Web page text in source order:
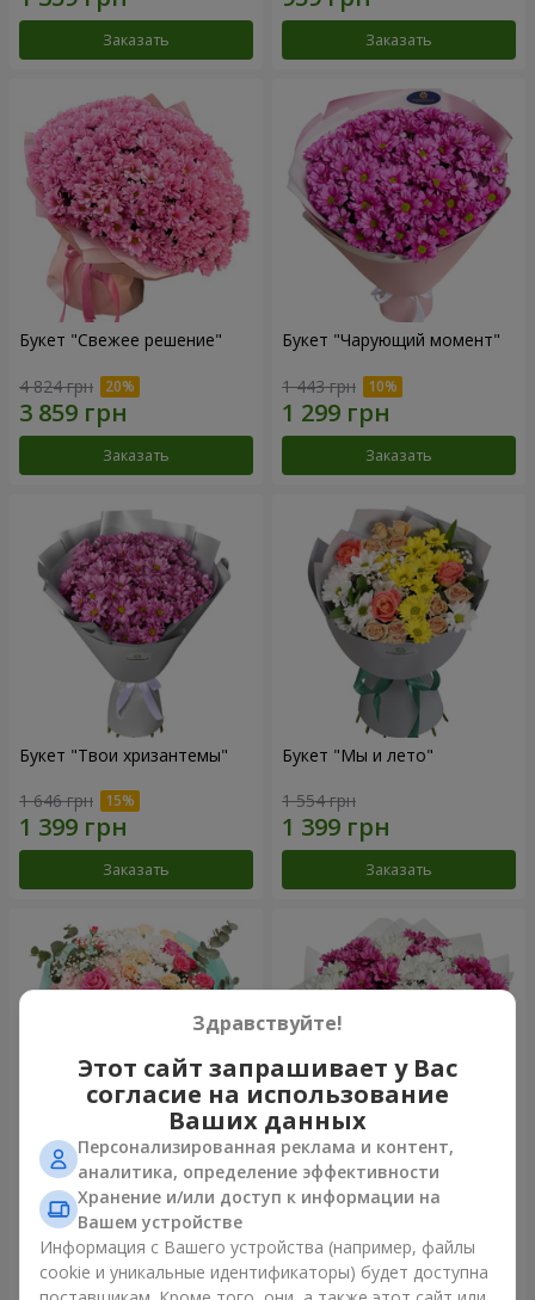
Заказать Заказать
Букет "Свежее решение"
4 824 грн
Заказать
Букет "Чарующий момент"
1 443 грн
Заказать
Букет "Твои хризантемы"
1 646 грн
Заказать
Букет "Мы и лето"
1 554 грн
Заказать
Букет "Княгиня Ольга"
2 249 грн
Заказать
Букет "Сердечные струны"
Заказать
Здравствуйте!
Этот сайт запрашивает у Вас
согласие на использование
Ваших данных
Персонализированная реклама и контент,
аналитика, определение эффективности
Хранение и/или доступ к информации на
Вашем устройстве
Информация с Вашего устройства (например, файлы
cookie и уникальные идентификаторы) будет доступна